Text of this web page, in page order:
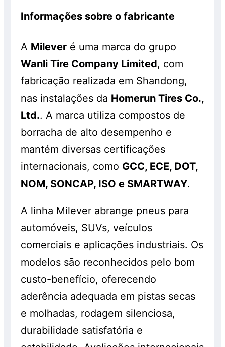
Informações sobre o fabricante
A Milever é uma marca do grupo
Wanli Tire Company Limited, com
fabricação realizada em Shandong,
nas instalações da Homerun Tires Co.,
Ltd.. A marca utiliza compostos de
borracha de alto desempenho e
mantém diversas certificações
internacionais, como GCC, ECE, DOT,
NOM, SONCAP, ISO e SMARTWAY.
A linha Milever abrange pneus para
automóveis, SUVs, veículos
comerciais e aplicações industriais. Os
modelos são reconhecidos pelo bom
custo-benefício, oferecendo
aderência adequada em pistas secas
e molhadas, rodagem silenciosa,
durabilidade satisfatória e